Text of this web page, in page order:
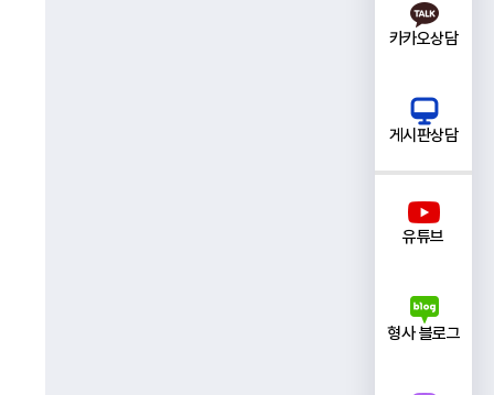
카카오상담
게시판상담
유튜브
형사 블로그